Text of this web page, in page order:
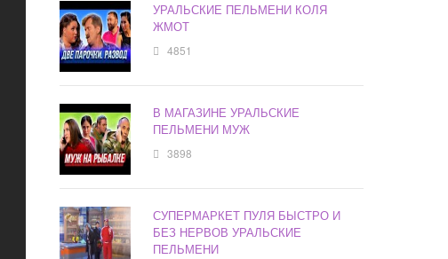
УРАЛЬСКИЕ ПЕЛЬМЕНИ КОЛЯ
ЖМОТ
4851
В МАГАЗИНЕ УРАЛЬСКИЕ
ПЕЛЬМЕНИ МУЖ
3898
СУПЕРМАРКЕТ ПУЛЯ БЫСТРО И
БЕЗ НЕРВОВ УРАЛЬСКИЕ
ПЕЛЬМЕНИ